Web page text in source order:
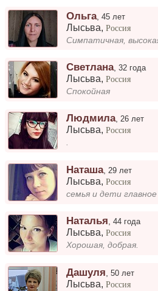
Ольга,45 лет
Лысьва,Россия
Cветлана,32 года
Лысьва,Россия
Спокойная
Людмила,26 лет
Лысьва,Россия
.
Наташа, 29 лет
Лысьва,Россия
семья и дети
Наталья ,44 года
Лысьва,Россия
Хорошая, добрая.
Дашуля ,50 лет
Лысьва,Россия